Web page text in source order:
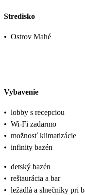
Stredisko
• Ostrov Mahé
Vybavenie
• lobby s recepciou
• Wi-Fi zadarmo
• možnosť klimatizácie
• infinity bazén
• detský bazén
• reštaurácia a bar
• ležadlá a slnečníky pri